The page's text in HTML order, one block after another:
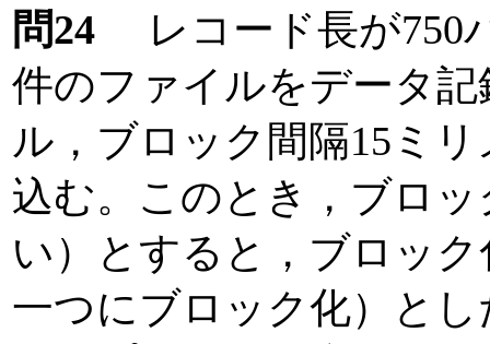
問24 レコード長が750
件のファイルをデータ
ル，ブロック間隔15ミ
込む。このとき，ブロ
い）とすると，ブロッ
一つにブロック化）と